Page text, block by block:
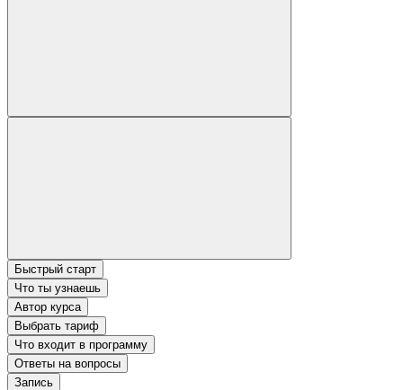
Быстрый старт
Что ты узнаешь
Автор курса
Выбрать тариф
Что входит в программу
Ответы на вопросы
Запись